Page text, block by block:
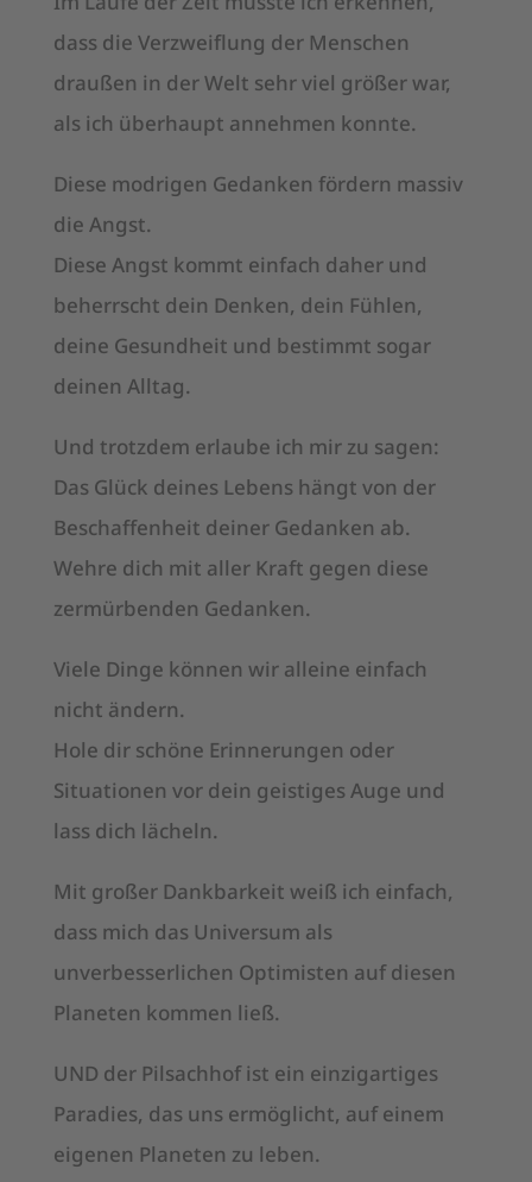
dass die Verzweiflung der Menschen
draußen in der Welt sehr viel größer war,
als ich überhaupt annehmen konnte.
Diese modrigen Gedanken fördern massiv
die Angst.
Diese Angst kommt einfach daher und
beherrscht dein Denken, dein Fühlen,
deine Gesundheit und bestimmt sogar
deinen Alltag.
Und trotzdem erlaube ich mir zu sagen:
Das Glück deines Lebens hängt von der
Beschaffenheit deiner Gedanken ab.
Wehre dich mit aller Kraft gegen diese
zermürbenden Gedanken.
Viele Dinge können wir alleine einfach
nicht ändern.
Hole dir schöne Erinnerungen oder
Situationen vor dein geistiges Auge und
lass dich lächeln.
Mit großer Dankbarkeit weiß ich einfach,
dass mich das Universum als
unverbesserlichen Optimisten auf diesen
Planeten kommen ließ.
UND der Pilsachhof ist ein einzigartiges
Paradies, das uns ermöglicht, auf einem
eigenen Planeten zu leben.